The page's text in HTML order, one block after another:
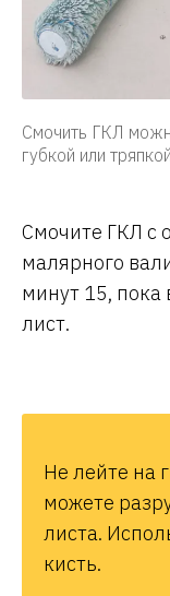
Смочить ГКЛ
губкой или тряпкой
Смочите ГКЛ с
малярного
минут 15, пока
лист.
Не лейте на
можете
листа.
кисть.